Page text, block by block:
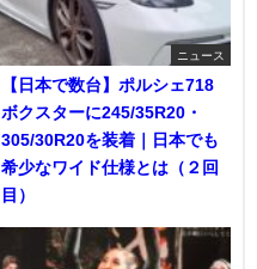
ニュース
【日本で数台】ポルシェ718
ボクスターに245/35R20・
305/30R20を装着｜日本でも
希少なワイド仕様とは（２回
目）